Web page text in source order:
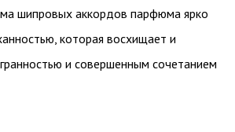
шипровых аккордов парфюма ярко
которая восхищает и
и совершенным сочетанием